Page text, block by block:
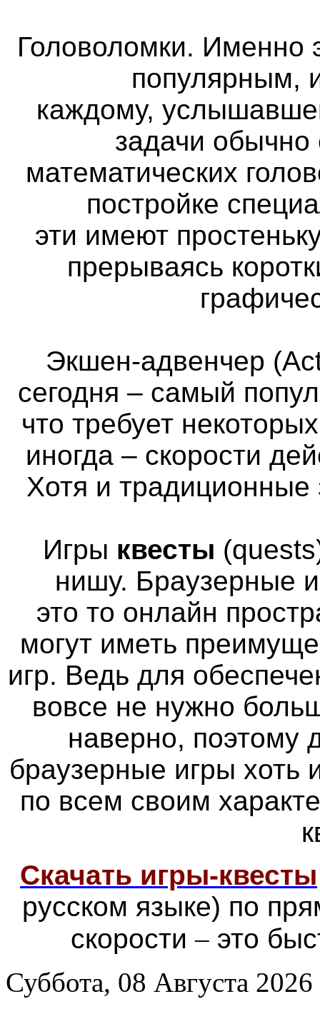
Головоломки. Именно
популярным,
каждому,
задачи
математических
постройке
эти имеют
прерываясь
Экшен-адвенчер
сегодня – самый
что требует
иногда – скорости
Хотя и традиционные
Игры квесты
нишу. Браузерные
это то онлайн
могут иметь
игр. Ведь для
вовсе не нужно
наверно, поэтому
браузерные игры хоть
по всем своим
Скачать игры-квесты
русском языке) по
скорости– это
Суббота, 08 Августа 2026